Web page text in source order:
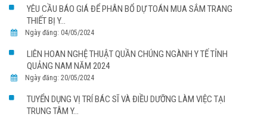
YÊU CẦU BÁO GIÁ ĐỂ PHÂN BỔ DỰ TOÁN MUA SẮM TRANG
THIẾT BỊ Y...
Ngày đăng: 04/05/2024
LIÊN HOAN NGHỆ THUẬT QUẦN CHÚNG NGÀNH Y TẾ TỈNH
QUẢNG NAM NĂM 2024
Ngày đăng: 20/05/2024
TUYỂN DỤNG VỊ TRÍ BÁC SĨ VÀ ĐIỀU DƯỠNG LÀM VIỆC TẠI
TRUNG TÂM Y...